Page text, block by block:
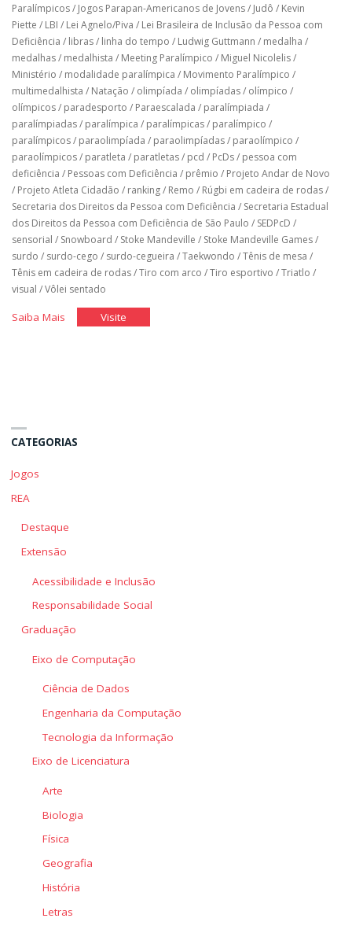
Paralímpicos/ Jogos Parapan-Americanos de Jovens/ Judô / Kevin
Piette / LBI / Lei Agnelo/Piva / Lei Brasileira de Inclusão da Pessoa com
Deficiência / libras/ linha do tempo / Ludwig Guttmann / medalha /
medalhas/ medalhista / Meeting Paralímpico / Miguel Nicolelis/
Ministério / modalidade paralímpica / Movimento Paralímpico /
multimedalhista / Natação / olimpíada / olimpíadas/ olímpico /
olímpicos/ paradesporto / Paraescalada / paralímpiada /
paralímpiadas/ paralímpica / paralímpicas/ paralímpico /
paralímpicos/ paraolimpíada / paraolimpíadas/ paraolímpico /
paraolímpicos/ paratleta / paratletas/ pcd / PcDs/ pessoa com
deficiência / Pessoas com Deficiência / prêmio / Projeto Andar de Novo
/ Projeto Atleta Cidadão / ranking/ Remo / Rúgbi em cadeira de rodas/
Secretaria dos Direitos da Pessoa com Deficiência / Secretaria Estadual
dos Direitos da Pessoa com Deficiência de São Paulo / SEDPcD /
sensorial / Snowboard / Stoke Mandeville / Stoke Mandeville Games/
surdo / surdo-cego / surdo-cegueira /Taekwondo /Tênis de mesa /
Tênis em cadeira de rodas/Tiro com arco /Tiro esportivo /Triatlo /
visual /Vôlei sentado
Saiba Mais"HistóriaVisite"História
CATEGORIAS
Jogos
REA
Destaque
Extensão
Acessibilidade e Inclusão
Responsabilidade Social
Graduação
Eixo de Computação
Ciência de Dados
Engenharia da Computação
Tecnologia da Informação
Eixo de Licenciatura
Arte
Biologia
Física
Geografia
História
Letras